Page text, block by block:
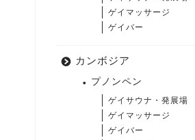
ゲイマッサージ
ゲイバー
カンボジア
プノンペン
ゲイサウナ・発展場
ゲイマッサージ
ゲイバー